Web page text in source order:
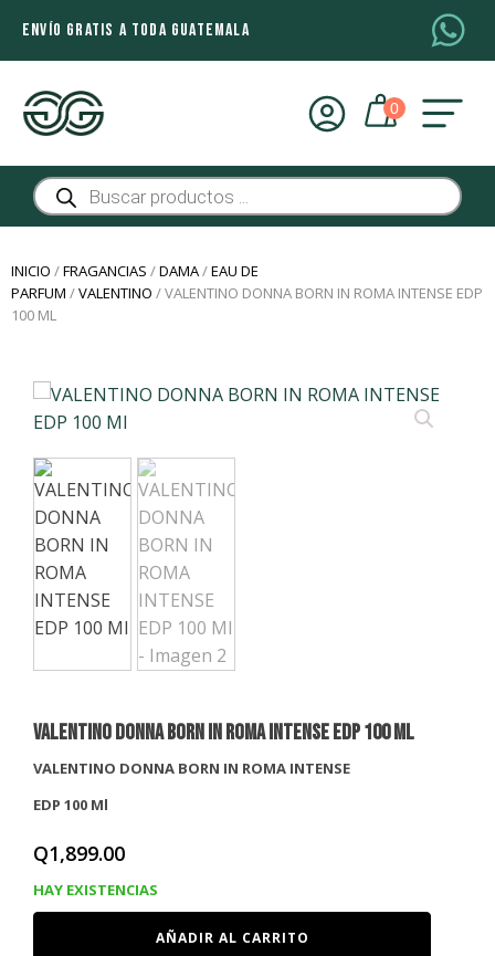
ENVÍO GRATIS A TODA GUATEMALA
Búsqueda
de
productos
INICIO /FRAGANCIAS /DAMA/EAU DE
PARFUM /VALENTINO / VALENTINO DONNA BORN IN ROMA INTENSE EDP
100 ML
VALENTINO DONNA BORN IN ROMA INTENSE EDP 100 Ml
VALENTINO DONNA BORN IN ROMA INTENSE
EDP 100 Ml
Q1,899.00
HAY EXISTENCIAS
AÑADIR AL CARRITO